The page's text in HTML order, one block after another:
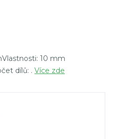
10 mm
dílů: . Více zde